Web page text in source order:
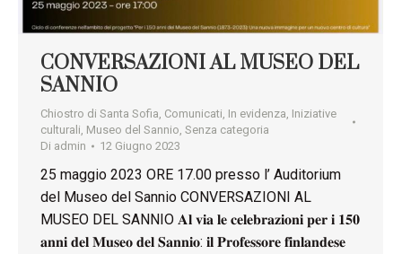
CONVERSAZIONI AL MUSEO DEL
SANNIO
Chiostro di Santa Sofia Comunicati In evidenza Iniziative
culturali Museo del Sannio Senza categoria
Di admin 12 Giugno 2023
25 maggio 2023 ORE 17.00 presso l’ Auditorium
del Museo del Sannio CONVERSAZIONI AL
MUSEO DEL SANNIO 𝐀𝐥 𝐯𝐢𝐚 𝐥𝐞 𝐜𝐞𝐥𝐞𝐛𝐫𝐚𝐳𝐢𝐨𝐧𝐢 𝐩𝐞𝐫 𝐢 𝟏𝟓𝟎
𝐚𝐧𝐧𝐢 𝐝𝐞𝐥 𝐌𝐮𝐬𝐞𝐨 𝐝𝐞𝐥 𝐒𝐚𝐧𝐧𝐢𝐨: 𝐢𝐥 𝐏𝐫𝐨𝐟𝐞𝐬𝐬𝐨𝐫𝐞 𝐟𝐢𝐧𝐥𝐚𝐧𝐝𝐞𝐬𝐞